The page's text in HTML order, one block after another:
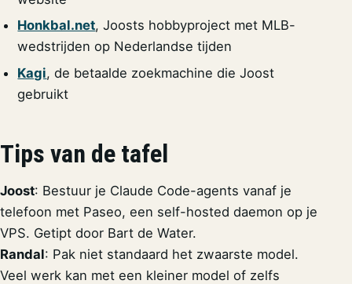
Honkbal.net, Joosts hobbyproject met MLB-
wedstrijden op Nederlandse tijden
Kagi, de betaalde zoekmachine die Joost
gebruikt
Tips van de tafel
Joost: Bestuur je Claude Code-agents vanaf je
telefoon met Paseo, een self-hosted daemon op je
VPS. Getipt door Bart de Water.
Randal: Pak niet standaard het zwaarste model.
Veel werk kan met een kleiner model of zelfs